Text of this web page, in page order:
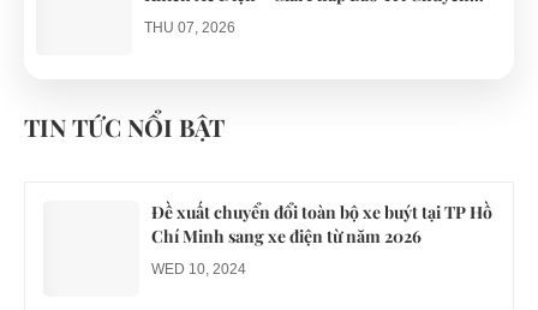
Nghiệp
THU 07, 2026
gổ khi đón du khách ở Quy Nhơn
TIN TỨC NỔI BẬT
Đề xuất chuyển đổi toàn bộ xe buýt tại TP Hồ
Chí Minh sang xe điện từ năm 2026
WED 10, 2024